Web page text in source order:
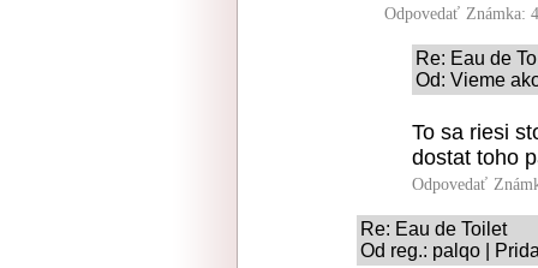
Odpovedať Známka:
Re: Eau de
Od: Vieme
To sa riesi
dostat toho
Odpovedať
Re: Eau de Toilet
Od reg.: palqo |